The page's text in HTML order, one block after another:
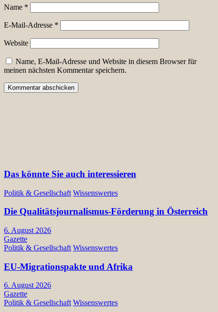
Name *
E-Mail-Adresse *
Website
Name, E-Mail-Adresse und Website in diesem Browser für
meinen nächsten Kommentar speichern.
Das könnte Sie auch interessieren
Politik & Gesellschaft Wissenswertes
Die Qualitätsjournalismus-Förderung in Österreich
6. August 2026
Gazette
Politik & Gesellschaft Wissenswertes
EU-Migrationspakte und Afrika
6. August 2026
Gazette
Politik & Gesellschaft Wissenswertes